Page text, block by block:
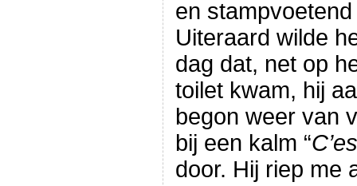
en
Uiteraard wilde
dag dat, net op
toilet kwam, hij
begon weer van
bij een kalm “
door. Hij riep me